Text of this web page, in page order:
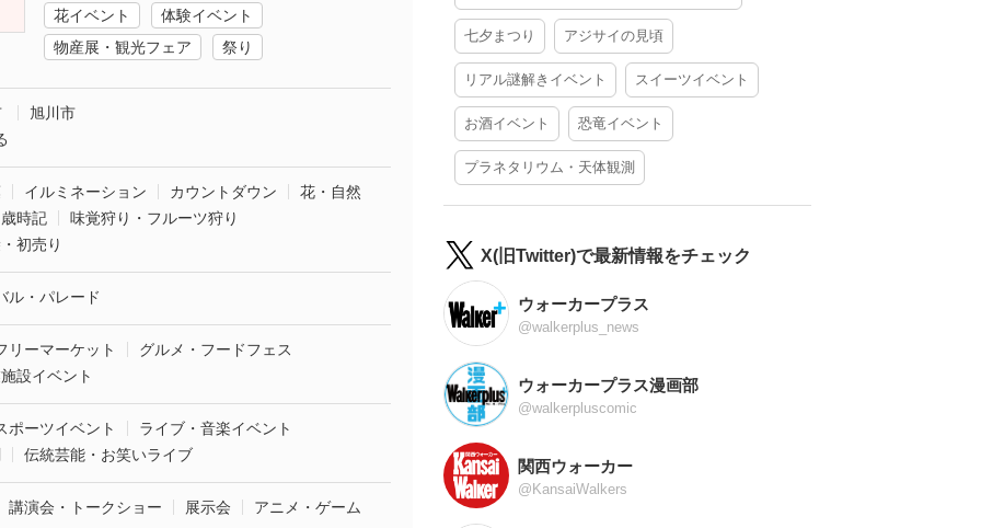
花イベント
体験イベント
物産展・観光フェア
祭り
旭川市
イルミネーション カウントダウン
花・自然
時記
味覚狩り・フルーツ狩り
初売り
ル・パレード
リーマーケット
グルメ・フードフェス
設イベント
ポーツイベント
ライブ・音楽イベント
伝統芸能・お笑いライブ
講演会・トークショー 展示会 アニメ・ゲーム
七夕まつり アジサイの見頃
リアル謎解きイベント スイーツイベント
お酒イベント 恐竜イベント
プラネタリウム・天体観測
X(旧Twitter)で最新情報をチェック
ウォーカープラス
@walkerplus_news
ウォーカープラス漫画部
@walkerpluscomic
関西ウォーカー
@KansaiWalkers